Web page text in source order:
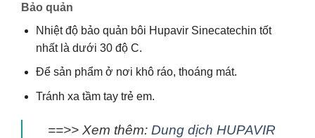
Bảo quản
Nhiệt độ bảo quản bôi Hupavir Sinecatechin tốt
nhất là dưới 30 độ C.
Để sản phẩm ở nơi khô ráo, thoáng mát.
Tránh xa tầm tay trẻ em.
==>> Xem thêm: Dung dịch HUPAVIR